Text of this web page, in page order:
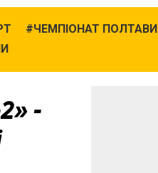
ЧЕМПІОНАТ ПОЛТАВИ
-